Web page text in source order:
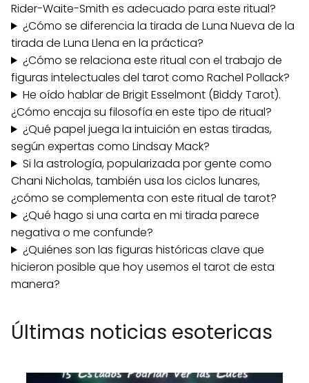
Rider-Waite-Smith es adecuado para este ritual?
¿Cómo se diferencia la tirada de Luna Nueva de la
tirada de Luna Llena en la práctica?
¿Cómo se relaciona este ritual con el trabajo de
figuras intelectuales del tarot como Rachel Pollack?
He oído hablar de Brigit Esselmont (Biddy Tarot).
¿Cómo encaja su filosofía en este tipo de ritual?
¿Qué papel juega la intuición en estas tiradas,
según expertas como Lindsay Mack?
Si la astrología, popularizada por gente como
Chani Nicholas, también usa los ciclos lunares,
¿cómo se complementa con este ritual de tarot?
¿Qué hago si una carta en mi tirada parece
negativa o me confunde?
¿Quiénes son las figuras históricas clave que
hicieron posible que hoy usemos el tarot de esta
manera?
Últimas noticias esotericas